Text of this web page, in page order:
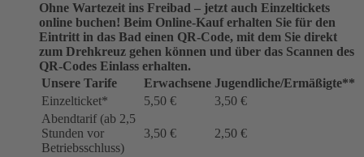
Ohne Wartezeit ins Freibad – jetzt auch Einzeltickets
online buchen! Beim Online-Kauf erhalten Sie für den
Eintritt in das Bad einen QR-Code, mit dem Sie direkt
zum Drehkreuz gehen können und über das Scannen des
QR-Codes Einlass erhalten.
Unsere Tarife
Erwachsene Jugendliche/Ermäßigte**
Einzelticket*
5,50 €
3,50 €
Abendtarif (ab 2,5
Stunden vor
Betriebsschluss)
3,50 € 2,50 €